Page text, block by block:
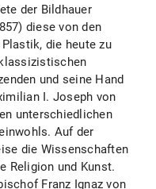
der Bildhauer
diese von den
die heute zu
und seine Hand
I. Joseph von
unterschiedlichen
Auf der
die Wissenschaften
Religion und Kunst.
Franz Ignaz von